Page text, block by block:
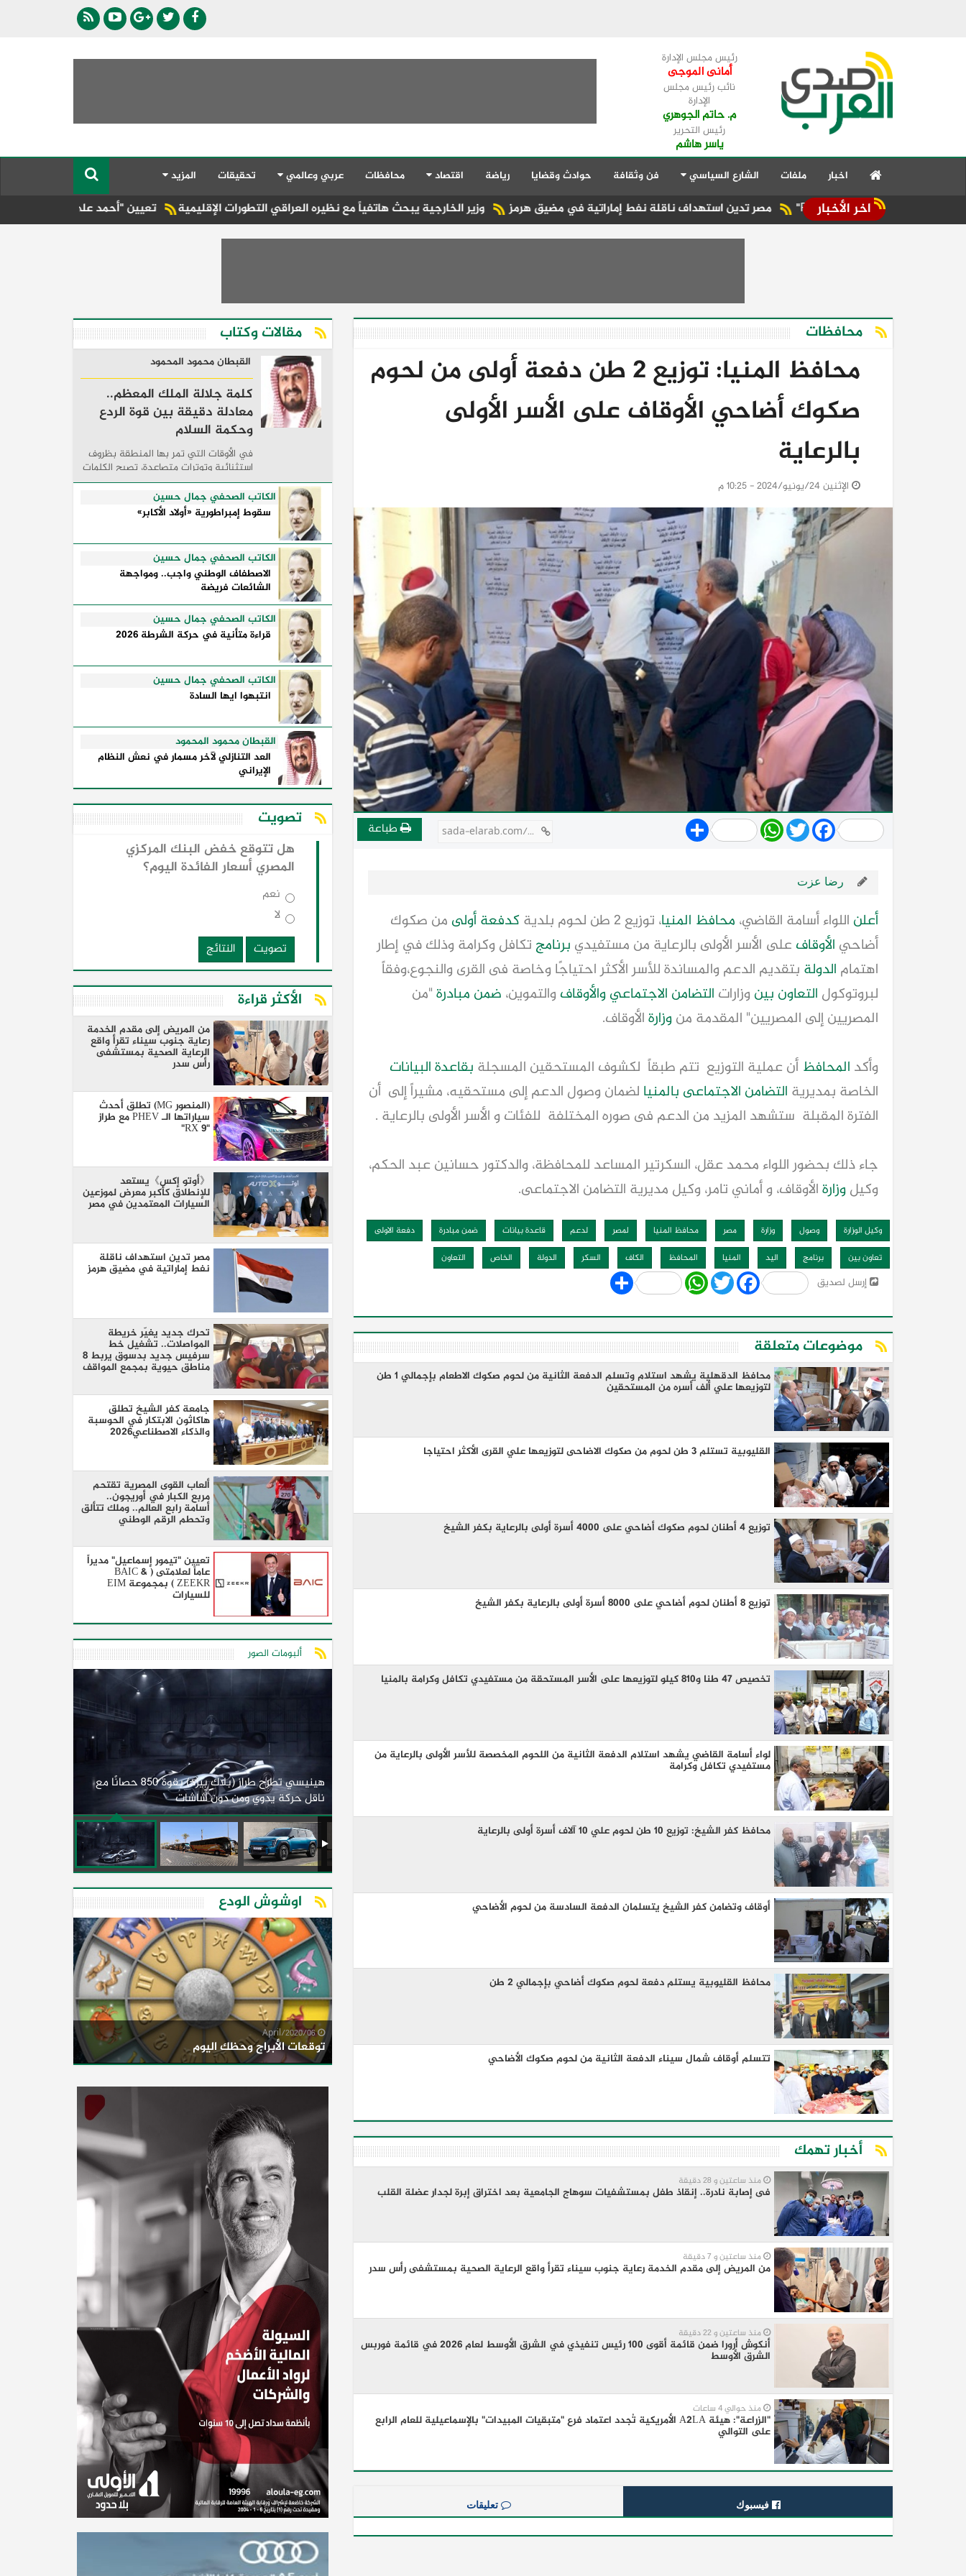
رئيس مجلس الإدارة
أمانى الموجى
نائب رئيس مجلس
الإدارة
م. حاتم الجوهري
رئيس التحرير
ياسر هاشم
اخبار ملفات الشارع السياسي فن وثقافة حوادث وقضايا رياضة اقتصاد محافظات عربي وعالمي تحقيقات المزيد
اخر الأخبار تعيين "أحمد على" مديراً عاماً لعلامة ( Jaecoo & Omoda ) بمجموعة عز العرب وزير الخارجية يبحث هاتفياً مع نظيره العراقي التطورات الإقليمية مصر تدين استهداف ناقلة نفط إماراتية في مضيق هرمز
محافظات
محافظ المنيا: توزيع 2 طن دفعة أولى من لحوم
صكوك أضاحي الأوقاف على الأسر الأولى
بالرعاية
الإثنين 24/يونيو/2024 - 10:25 م
Share WhatsApp
TwitterFacebook طباعة sada-elarab.com/729265
رضا عزت
أعلن اللواء أسامة القاضي، محافظ المنيا، توزيع 2 طن لحوم بلدية كدفعة أولى من صكوك
أضاحي الأوقاف على الأسر الأولى بالرعاية من مستفيدي برنامج تكافل وكرامة وذلك في إطار
اهتمام الدولة بتقديم الدعم والمساندة للأسر الأكثر احتياجًا وخاصة فى القرى والنجوع،وفقاً
لبروتوكول التعاون بين وزارات التضامن الاجتماعيوالأوقاف والتموين، ضمن مبادرة"من
المصريين إلى المصريين" المقدمة منوزارةالأوقاف.
وأكد المحافظ أن عملية التوزيع تتم طبقاً لكشوف المستحقين المسجلة بقاعدة البيانات
الخاصة بمديرية التضامن الاجتماعى بالمنيا لضمان وصول الدعم إلى مستحقيه، مشيراً إلى أن
الفترة المقبلة ستشهد المزيد من الدعم فى صوره المختلفة للفئات و الأسر الأولى بالرعاية .
جاء ذلك بحضور اللواء محمد عقل، السكرتير المساعد للمحافظة، والدكتور حسانين عبد الحكم،
وكيلوزارةالأوقاف، و أماني تامر، وكيل مديرية التضامن الاجتماعى.
وكيل الوزارة وصول وزارة مصر محافظ المنيا لمصر لدعم قاعدة بيانات ضمن مبادرة
دفعة الاولى
تعاون بين
برنامج اليد المنيا المحافظ الكاف السكر الدولة الخاص التعاون
إرسل لصديق Share WhatsApp
Twitter Facebook
موضوعات متعلقة
محافظ الدقهلية يشهد استلام وتسلم الدفعة الثانية من لحوم صكوك الاطعام بإجمالي 1 طن
لتوزيعها علي ألف أسره من المستحقين
القليوبية تستلم 3 طن لحوم من صكوك الاضاحى لتوزيعها علي القرى الأكثر احتياجا
توزيع 4 أطنان لحوم صكوك أضاحي على 4000 أسرة أولى بالرعاية بكفر الشيخ
توزيع 8 أطنان لحوم أضاحي على 8000 أسرة أولى بالرعاية بكفر الشيخ
تخصيص 47 طنا و810 كيلو لتوزيعها على الأسر المستحقة من مستفيدي تكافل وكرامة بالمنيا
لواء أسامة القاضي يشهد استلام الدفعة الثانية من اللحوم المخصصة للأسر الأولى بالرعاية من
مستفيدي تكافل وكرامة
محافظ كفر الشيخ: توزيع 10 طن لحوم علي 10 آلاف أسرة أولى بالرعاية
أوقاف وتضامن كفر الشيخ يتسلمان الدفعة السادسة من لحوم الأضاحي
محافظ القليوبية يستلم دفعة لحوم صكوك أضاحي بإجمالي 2 طن
تتسلم أوقاف شمال سيناء الدفعة الثانية من لحوم صكوك الأضاحي
أخبار تهمك
منذ ساعتين و 28 دقيقة
فى إصابة نادرة.. إنقاذ طفل بمستشفيات سوهاج الجامعية بعد اختراق إبرة لجدار عضلة القلب
منذ ساعتين و 7 دقيقة
من المريض إلى مقدم الخدمة رعاية جنوب سيناء تقرأ واقع الرعاية الصحية بمستشفى رأس سدر
منذ ساعتين و 22 دقيقة
أنكوش أرورا ضمن قائمة أقوى 100 رئيس تنفيذي في الشرق الأوسط لعام 2026 في قائمة فوربس
الشرق الأوسط
منذ حوالي 4 ساعات
"الزراعة": هيئة A2LA الأمريكية تُجدد اعتماد فرع "متبقيات المبيدات" بالإسماعيلية للعام الرابع
على التوالي
فيسبوك تعليقات
مقالات وكتاب
القبطان محمود المحمود
كلمة جلالة الملك المعظم..
معادلة دقيقة بين قوة الردع
وحكمة السلام
في الأوقات التي تمر بها المنطقة بظروف
استثنائية وتوترات متصاعدة، تصبح الكلمات
السياسية أكثر من مجرد مواقف معلنة؛ فهي
تكشف طريقة تفكير الدول، وكيفية إدارتها
للأزمات، والحدود التي تفصل بين القوة ...
الكاتب الصحفي جمال حسين
سقوط إمبراطورية «أولاد الأكابر»
الكاتب الصحفي جمال حسين
الاصطفاف الوطني واجب.. ومواجهة
الشائعات فريضة
الكاتب الصحفي جمال حسين
قراءة متأنية في حركة الشرطة 2026
الكاتب الصحفي جمال حسين
انتبهوا ايها السادة
القبطان محمود المحمود
العد التنازلي لآخر مسمار في نعش النظام
الإيراني
تصويت
هل تتوقع خفض البنك المركزي
المصري أسعار الفائدة اليوم؟
نعم
لا
تصويت
النتائج
الأكثر قراءة
من المريض إلى مقدم الخدمة
رعاية جنوب سيناء تقرأ واقع
الرعاية الصحية بمستشفى
رأس سدر
(المنصور MG) تطلق أحدث
سياراتها الـ PHEV مع طراز
"RX 9"
《أوتو إكس》يستعد
للإنطلاق كأكبر معرض لموزعين
السيارات المعتمدين في مصر
مصر تدين استهداف ناقلة
نفط إماراتية في مضيق هرمز
تحرك جديد يغيّر خريطة
المواصلات.. تشغيل خط
سرفيس جديد بدسوق يربط 8
مناطق حيوية بمجمع المواقف
جامعة كفر الشيخ تطلق
هاكاثون الابتكار في الحوسبة
والذكاء الاصطناعي2026
ألعاب القوى المصرية تقتحم
مربع الكبار في أوريجون..
أسامة رابع العالم.. وملك تتألق
وتحطم الرقم الوطني
تعيين "تيمور إسماعيل" مديراً
عاماً لعلامتى ( BAIC &
ZEEKR ) بمجموعة EIM
للسيارات
ألبومات الصور
هينيسي تطرح طراز (بلاك بيرد) بقوة 850 حصانًا مع
ناقل حركة يدوي ومن دون شاشات
كيا EV9 GT للباحثين عن متعة قيادة السيارات الكهربائية
العائلية
اوشوش الودع
06/April/2020
توقعات الأبراج وحظك اليوم